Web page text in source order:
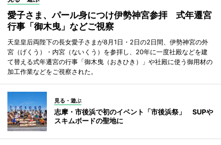
愛子さま、パール身につけ伊勢神宮参拝 式年遷宮
行事「御木曳」などご視察
天皇皇后両陛下の長女愛子さまが8月1日・2日の2日間、伊勢神宮の外
宮（げくう）・内宮（ないくう）を参拝し、20年に一度社殿などを建
て替える式年遷宮の行事「御木曳（おきひき）」や社殿に使う御用材の
加工作業などをご視察された。
見る・遊ぶ
志摩・市後浜で初のイベント「市後浜祭」 SUPや
スキムボードの聖地に